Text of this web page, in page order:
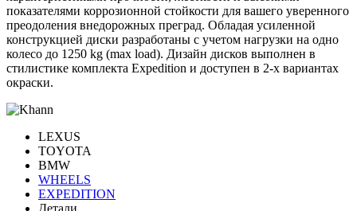
показателями коррозионной стойкости для вашего уверенного
преодоления внедорожных преград. Обладая усиленной
конструкцией диски разработаны с учетом нагрузки на одно
колесо до 1250 kg (max load). Дизайн дисков выполнен в
стилистике комплекта Expedition и доступен в 2-х вариантах
окраски.
LEXUS
TOYOTA
BMW
WHEELS
EXPEDITION
Детали